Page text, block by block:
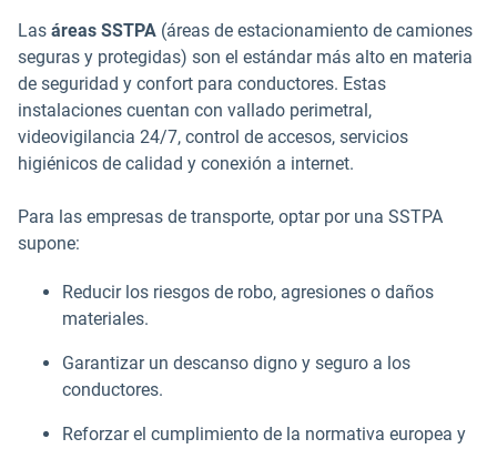
Las áreas SSTPA (áreas de estacionamiento de camiones
seguras y protegidas) son el estándar más alto en materia
de seguridad y confort para conductores. Estas
instalaciones cuentan con vallado perimetral,
videovigilancia 24/7, control de accesos, servicios
higiénicos de calidad y conexión a internet.
Para las empresas de transporte, optar por una SSTPA
supone:
Reducir los riesgos de robo, agresiones o daños
materiales.
Garantizar un descanso digno y seguro a los
conductores.
Reforzar el cumplimiento de la normativa europea y